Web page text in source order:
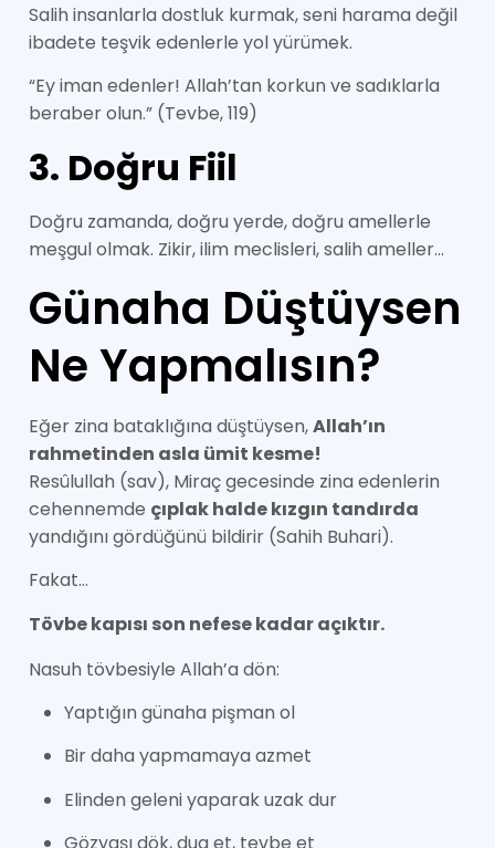
Salih insanlarla dostluk kurmak, seni harama değil
ibadete teşvik edenlerle yol yürümek.
“Ey iman edenler! Allah’tan korkun ve sadıklarla
beraber olun.” (Tevbe, 119)
3. Doğru Fiil
Doğru zamanda, doğru yerde, doğru amellerle
meşgul olmak. Zikir, ilim meclisleri, salih ameller…
Günaha Düştüysen
Ne Yapmalısın?
Eğer zina bataklığına düştüysen,Allah’ın
rahmetinden asla ümit kesme!
Resûlullah (sav), Miraç gecesinde zina edenlerin
cehennemde çıplak halde kızgın tandırda
yandığını gördüğünü bildirir (Sahih Buhari).
Fakat…
Tövbe kapısı son nefese kadar açıktır.
Nasuh tövbesiyle Allah’a dön:
Yaptığın günaha pişman ol
Bir daha yapmamaya azmet
Elinden geleni yaparak uzak dur